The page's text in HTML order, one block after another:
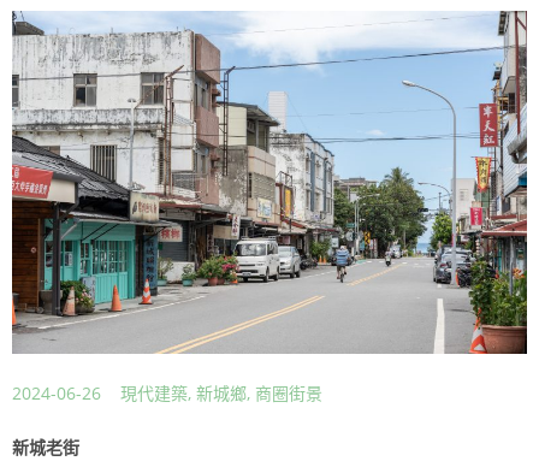
2024-06-26 現代建築, 新城鄉, 商圈街景
新城老街